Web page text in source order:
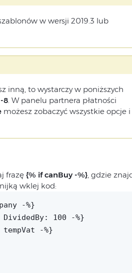
w wersji 2019.3 lub
inną, to wystarczy w poniższych
8. W panelu partnera płatności
możesz zobaczyć wszystkie opcje i
frazę {% if canBuy -%}, gdzie
wklej kod:
-%}
100 -%}
-%}